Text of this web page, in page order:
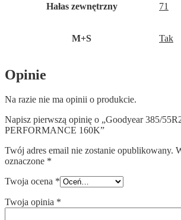
Hałas zewnętrzny 71
M+S Tak
Opinie
Na razie nie ma opinii o produkcie.
Napisz pierwszą opinię o „Goodyear 385/
PERFORMANCE 160K”
Twój adres email nie zostanie opublikowany.
oznaczone *
Twoja ocena *
Twoja opinia *